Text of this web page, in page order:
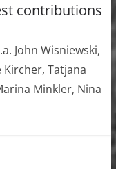
contributions
John Wisniewski,
Kircher, Tatjana
Minkler, Nina